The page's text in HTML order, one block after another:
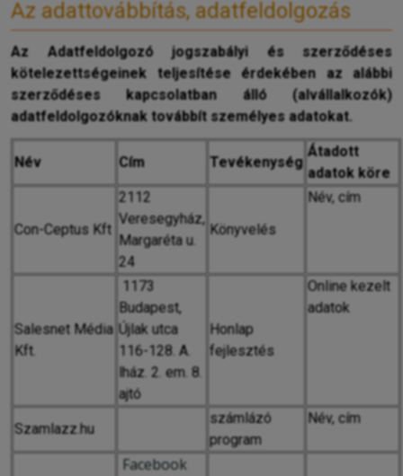
Az adattovábbítás, adatfeldolgozás
Az Adatfeldolgozó jogszabályi és szerződéses
kötelezettségeinek teljesítése érdekében az alábbi
szerződéses kapcsolatban álló (alvállalkozók)
adatfeldolgozóknak továbbít személyes adatokat.
Név Cím Tevékenység
Átadott
adatok köre
Con-Ceptus Kft
2112
Veresegyház,
Margaréta u.
24
Könyvelés
Név, cím
Salesnet Média
Kft.
1173
Budapest,
Újlak utca
116-128. A.
lház. 2. em. 8.
ajtó
Honlap
fejlesztés
Online kezelt
adatok
Szamlazz.hu
számlázó
program
Név, cím
Facebook